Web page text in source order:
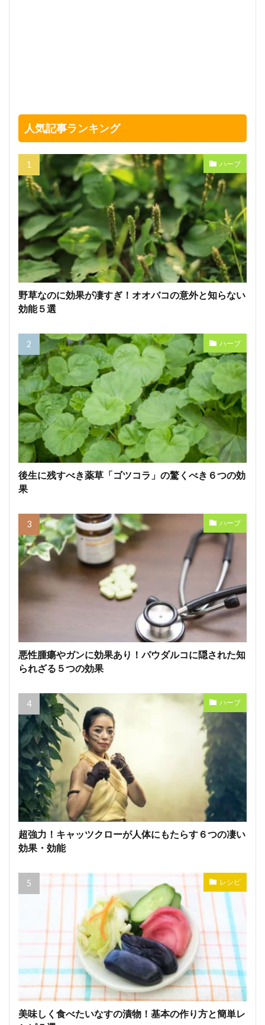
人気記事ランキング
ハーブ
野草なのに効果が凄すぎ！オオバコの意外と知らない
効能５選
ハーブ
後生に残すべき薬草「ゴツコラ」の驚くべき６つの効
果
ハーブ
悪性腫瘍やガンに効果あり！パウダルコに隠された知
られざる５つの効果
ハーブ
超強力！キャッツクローが人体にもたらす６つの凄い
効果・効能
レシピ
美味しく食べたいなすの漬物！基本の作り方と簡単レ